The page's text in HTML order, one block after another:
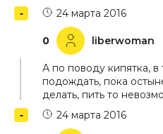
0 liberwoman
24 марта 2016
А по поводу кипятка,
подождать, пока
делать, пить то
24 марта 2016